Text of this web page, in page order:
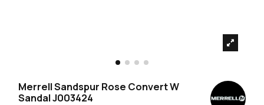
Merrell Sandspur Rose Convert W
Sandal J003424